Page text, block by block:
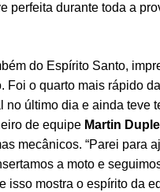
perfeita durante toda a
do Espírito Santo,
Foi o quarto mais rápido da
no último dia e ainda teve
de equipe Martin
mecânicos. “Parei para
a moto e
isso mostra o espírito da